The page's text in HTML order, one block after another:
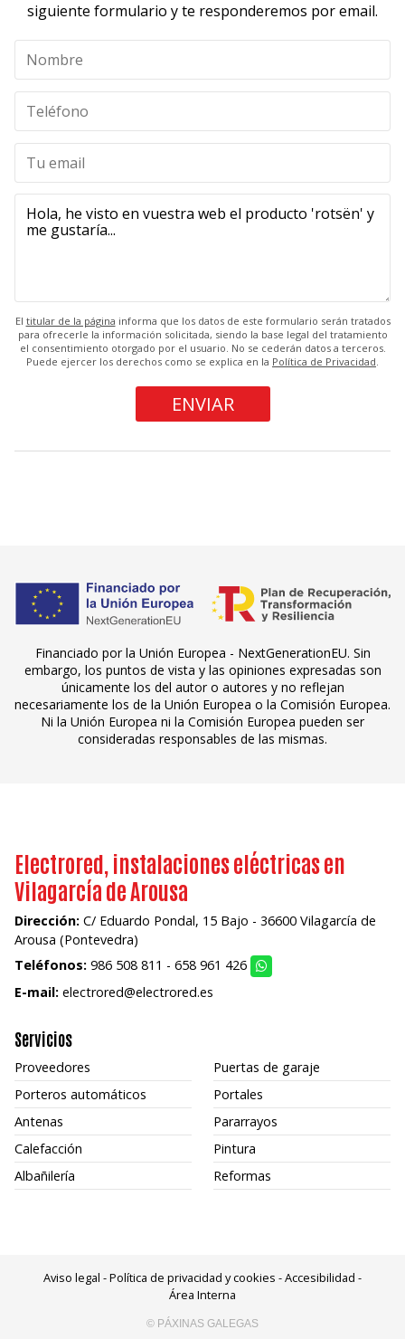
siguiente formulario y te responderemos por email.
El titular de la página informa que los datos de este formulario serán tratados
para ofrecerle la información solicitada, siendo la base legal del tratamiento
el consentimiento otorgado por el usuario. No se cederán datos a terceros.
Puede ejercer los derechos como se explica en la Política de Privacidad.
Financiado por la Unión Europea - NextGenerationEU. Sin
embargo, los puntos de vista y las opiniones expresadas son
únicamente los del autor o autores y no reflejan
necesariamente los de la Unión Europea o la Comisión Europea.
Ni la Unión Europea ni la Comisión Europea pueden ser
consideradas responsables de las mismas.
Electrored, instalaciones eléctricas en
Vilagarcía de Arousa
Dirección: C/ Eduardo Pondal, 15 Bajo - 36600 Vilagarcía de
Arousa (Pontevedra)
Teléfonos: 986 508 811 - 658 961 426
E-mail: electrored@electrored.es
Servicios
Proveedores
Puertas de garaje
Porteros automáticos
Portales
Antenas
Pararrayos
Calefacción
Pintura
Albañilería
Reformas
Aviso legal -Política de privacidad y cookies -Accesibilidad -
Área Interna
© PÁXINAS GALEGAS